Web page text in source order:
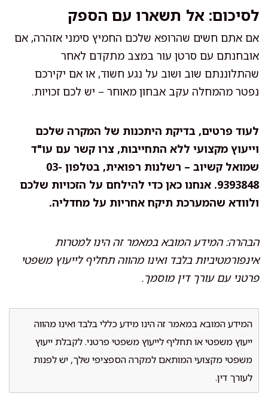
לסיכום: אל תשארו עם הספק
אם אתם חשים שהרופא שלכם החמיץ סימני אזהרה, אם
אובחנתם עם סרטן עור במצב מתקדם לאחר
שהתלוננתם שוב ושוב על נגע חשוד, או אם יקירכם
נפטר מהמחלה עקב אבחון מאוחר – יש לכם זכויות.
לעוד פרטים, בדיקת היתכנות של המקרה שלכם
וייעוץ מקצועי ללא התחייבות, צרו קשר עם עו"ד
שמואל קשיוב – רשלנות רפואית, בטלפון 03-
9393848. אנחנו כאן כדי להילחם על הזכויות שלכם
ולוודא שהמערכת תיקח אחריות על מחדליה.
הבהרה: המידע המובא במאמר זה הינו למטרות
אינפורמטיביות בלבד ואינו מהווה תחליף לייעוץ משפטי
פרטני עם עורך דין מוסמך.
המידע המובא במאמר זה הינו מידע כללי בלבד ואינו מהווה
ייעוץ משפטי או תחליף לייעוץ משפטי פרטני. לקבלת ייעוץ
משפטי מקצועי המותאם למקרה הספציפי שלך, יש לפנות
לעורך דין.